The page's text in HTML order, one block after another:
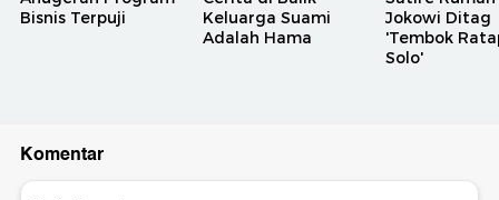
Bisnis Terpuji
Keluarga Suami
Adalah Hama
Jokowi Ditag
'Tembok
Solo'